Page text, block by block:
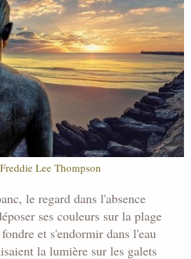
Lee Thompson
le regard dans l'absence
ses couleurs sur la plage
et s'endormir dans l'eau
la lumière sur les galets